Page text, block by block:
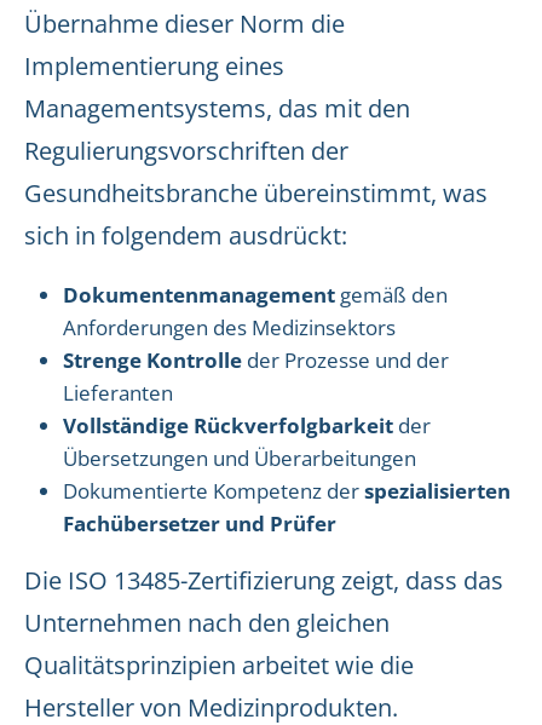
Übernahme dieser Norm die
Implementierung eines
Managementsystems, das mit den
Regulierungsvorschriften der
Gesundheitsbranche übereinstimmt, was
sich in folgendem ausdrückt:
Dokumentenmanagement gemäß den
Anforderungen des Medizinsektors
Strenge Kontrolle der Prozesse und der
Lieferanten
Vollständige Rückverfolgbarkeit der
Übersetzungen und Überarbeitungen
Dokumentierte Kompetenz derspezialisierten
Fachübersetzer und Prüfer
Die ISO 13485-Zertifizierung zeigt, dass das
Unternehmen nach den gleichen
Qualitätsprinzipien arbeitet wie die
Hersteller von Medizinprodukten.